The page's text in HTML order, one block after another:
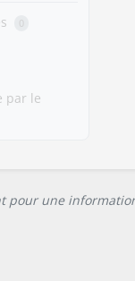
0
par le
pour une